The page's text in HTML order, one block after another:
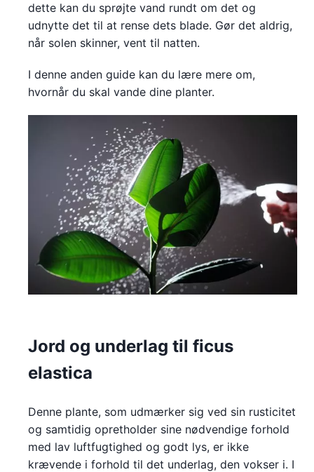
dette kan du sprøjte vand rundt om det og
udnytte det til at rense dets blade. Gør det aldrig,
når solen skinner, vent til natten.
I denne anden guide kan du lære mere om,
hvornår du skal vande dine planter.
Jord og underlag til ficus
elastica
Denne plante, som udmærker sig ved sin rusticitet
og samtidig opretholder sine nødvendige forhold
med lav luftfugtighed og godt lys, er ikke
krævende i forhold til det underlag, den vokser i. I